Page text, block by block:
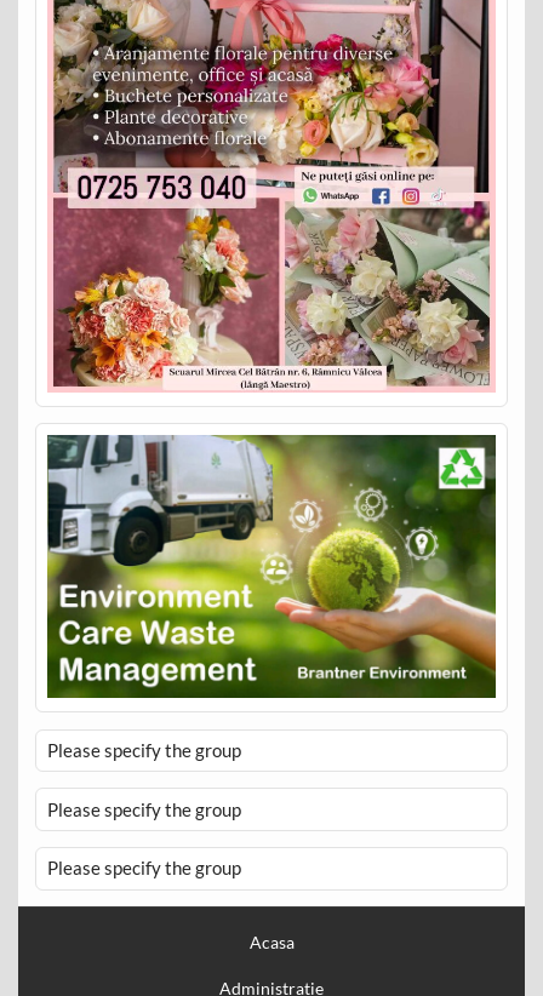
Please specify the group
Please specify the group
Please specify the group
Acasa
Administratie